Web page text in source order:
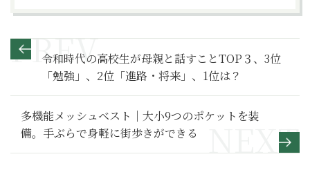
令和時代の高校生が母親と話すことTOP３、3位
「勉強」、2位「進路・将来」、1位は？
多機能メッシュベスト｜大小9つのポケットを装
備。手ぶらで身軽に街歩きができる